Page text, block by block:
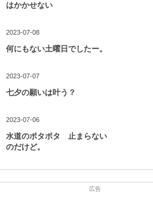
はかかせない
2023-07-08
何にもない土曜日でしたー。
2023-07-07
七夕の願いは叶う？
2023-07-06
水道のポタポタ 止まらない
のだけど。
広告